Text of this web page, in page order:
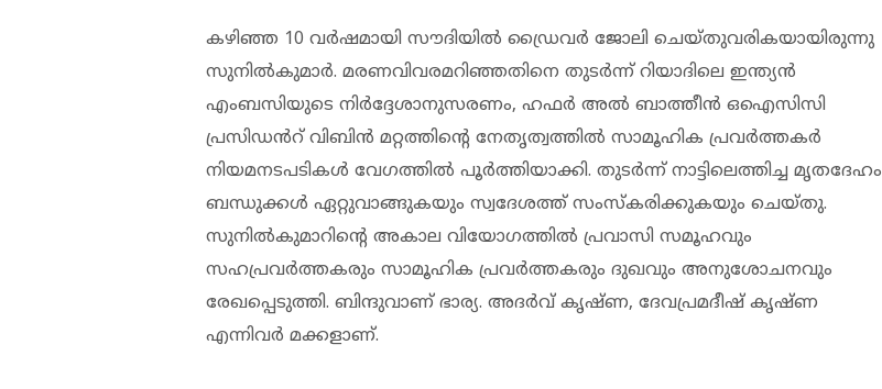
കഴിഞ്ഞ 10 വർഷമായി സൗദിയിൽ ഡ്രൈവർ ജോലി ചെയ്തുവരികയായിരുന്നു
സുനിൽകുമാർ. മരണവിവരമറിഞ്ഞതിനെ തുടർന്ന് റിയാദിലെ ഇന്ത്യൻ
എംബസിയുടെ നിർദ്ദേശാനുസരണം, ഹഫർ അൽ ബാത്തീൻ ഒഐസിസി
പ്രസിഡൻറ് വിബിൻ മറ്റത്തിന്‍റെ നേതൃത്വത്തിൽ സാമൂഹിക പ്രവർത്തകർ
നിയമനടപടികൾ വേഗത്തിൽ പൂർത്തിയാക്കി. തുടർന്ന് നാട്ടിലെത്തിച്ച മൃതദേഹം
ബന്ധുക്കൾ ഏറ്റുവാങ്ങുകയും സ്വദേശത്ത് സംസ്കരിക്കുകയും ചെയ്തു.
സുനിൽകുമാറിന്‍റെ അകാല വിയോഗത്തിൽ പ്രവാസി സമൂഹവും
സഹപ്രവർത്തകരും സാമൂഹിക പ്രവർത്തകരും ദുഖവും അനുശോചനവും
രേഖപ്പെടുത്തി. ബിന്ദുവാണ് ഭാര്യ. അദർവ് കൃഷ്ണ, ദേവപ്രമദീഷ് കൃഷ്ണ
എന്നിവർ മക്കളാണ്.